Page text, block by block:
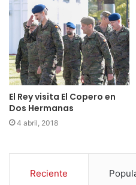
El Rey visita El Copero en
Dos Hermanas
4 abril, 2018
Reciente